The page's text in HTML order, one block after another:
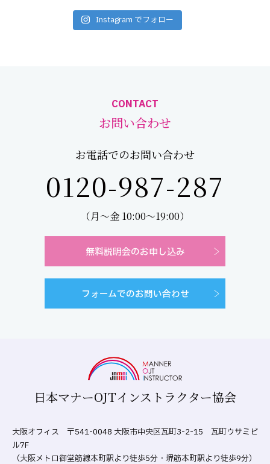
Instagram でフォロー
CONTACT
お問い合わせ
お電話でのお問い合わせ
0120-987-287
（月～金 10:00～19:00）
無料説明会のお申し込み
フォームでのお問い合わせ
日本マナーOJTインストラクター協会
大阪オフィス 〒541-0048 大阪市中央区瓦町3-2-15 瓦町ウサミビ
ル7F
（大阪メトロ御堂筋線本町駅より徒歩5分・堺筋本町駅より徒歩9分）